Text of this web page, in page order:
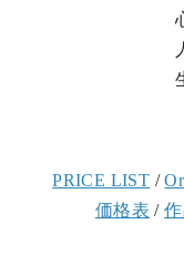
PRICE LIST /
価格表 /